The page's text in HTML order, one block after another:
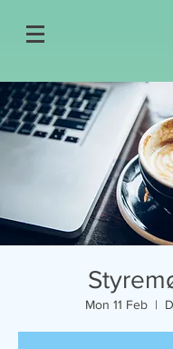
Mon 11 Feb
  |